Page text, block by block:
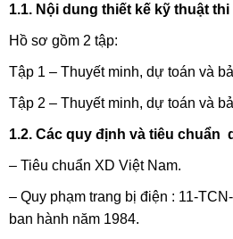
1.1.Nội dung thiết kế kỹ thuật thi
Hồ sơ gồm 2 tập:
Tập 1 – Thuyết minh, dự toán và
Tập 2 – Thuyết minh, dự toán và
1.2. Các quy định và tiêu chuẩn
– Tiêu chuẩn XD Việt Nam.
– Quy phạm trang bị điện : 11-
ban hành năm 1984.